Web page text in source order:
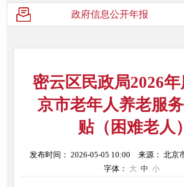
政府信息公开年报
密云区民政局2026
京市老年人养老服
贴（困难老人）
发布时间： 2026-05-05 10:00
来源： 北京
字体： 大 中 小